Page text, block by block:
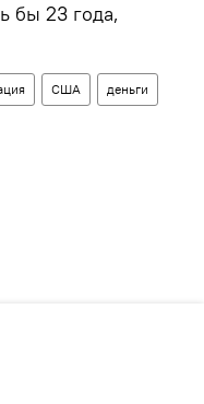
бы 23 года,
США деньги